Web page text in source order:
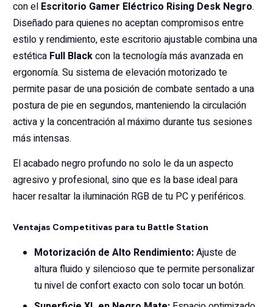
con el Escritorio Gamer Eléctrico Rising Desk Negro.
Diseñado para quienes no aceptan compromisos entre
estilo y rendimiento, este escritorio ajustable combina una
estética Full Blackcon la tecnología más avanzada en
ergonomía. Su sistema de elevación motorizado te
permite pasar de una posición de combate sentado a una
postura de pie en segundos, manteniendo la circulación
activa y la concentración al máximo durante tus sesiones
más intensas.
El acabado negro profundo no solo le da un aspecto
agresivo y profesional, sino que es la base ideal para
hacer resaltar la iluminación RGB de tu PC y periféricos.
Ventajas Competitivas para tu Battle Station
Motorización de Alto Rendimiento:Ajuste de
altura fluido y silencioso que te permite personalizar
tu nivel de confort exacto con solo tocar un botón.